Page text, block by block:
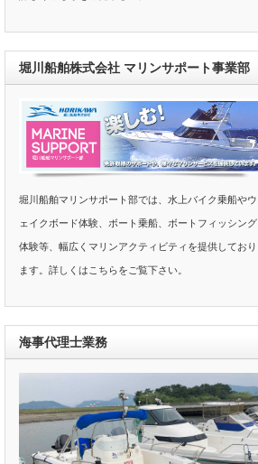
堀川船舶株式会社 マリンサポート事業部
堀川船舶マリンサポート部では、水上バイク乗船やウ
ェイクボード体験、ボート乗船、ボートフィッシング
体験等、幅広くマリンアクティビティを提供しており
ます。詳しくはこちらをご覧下さい。
海事代理士業務